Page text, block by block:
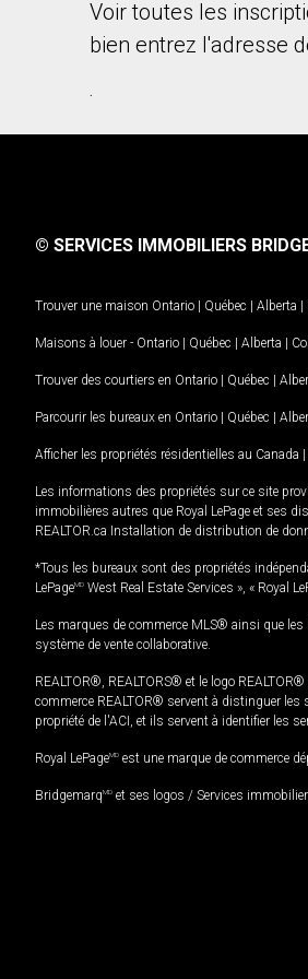
Voir toutes les
bien entrez l'adresse
.
© SERVICES IMMOBILIERS
Trouver une maison Ontario | Québec | Alberta |
Maisons à louer - Ontario | Québec | Alberta |
Trouver des courtiers en Ontario | Québec |
Parcourir les bureaux en Ontario | Québec |
Afficher les propriétés résidentielles au Canada |
Les informations des propriétés sur ce site
immobilières autres que Royal LePage et ses
REALTOR.ca Installation de distribution de
*Tous les bureaux sont des propriétés
LePageMD West Real Estate Services », « Royal
Les marques de commerce MLS® ainsi que
système de vente collaborative.
REALTOR®, REALTORS® et le logo
commerce REALTOR® servent à distinguer
propriété de l'ACI, et ils servent à identifier les
Royal LePageMD est une marque de commerce
BridgemarqMD et ses logos / Services